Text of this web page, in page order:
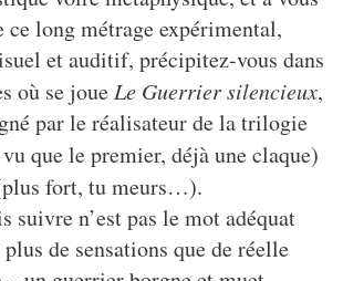
ce long métrage expérimental,
et auditif, précipitez-vous dans
où se joue Le Guerrier silencieux,
par le réalisateur de la trilogie
que le premier, déjà une claque)
fort, tu meurs…).
suivre n’est pas le mot adéquat
de sensations que de réelle